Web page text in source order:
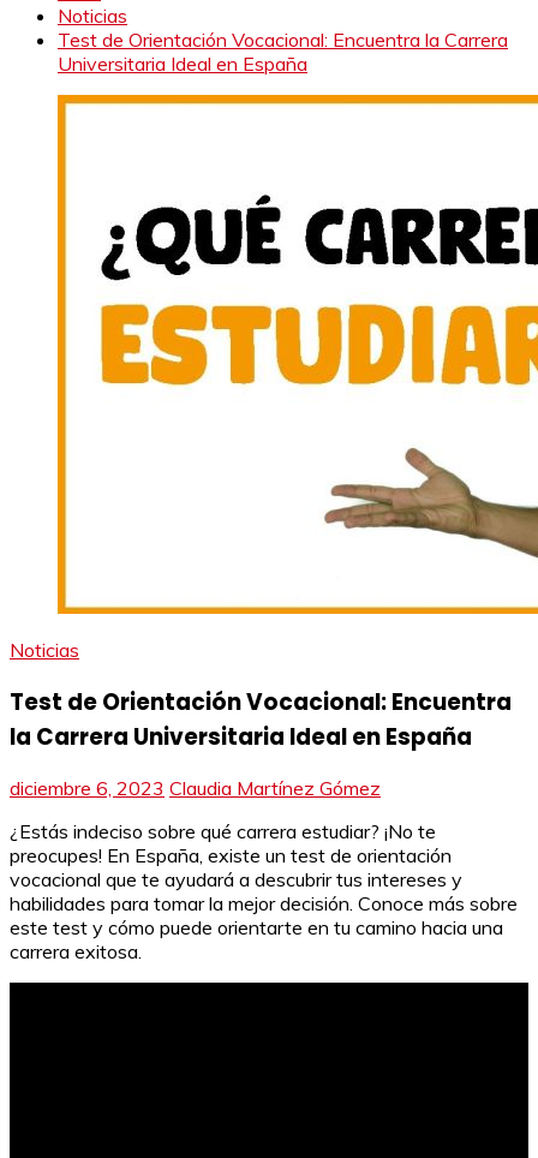
Noticias
Test de Orientación Vocacional: Encuentra la Carrera
Universitaria Ideal en España
Noticias
Test de Orientación Vocacional: Encuentra
la Carrera Universitaria Ideal en España
diciembre 6, 2023 Claudia Martínez Gómez
¿Estás indeciso sobre qué carrera estudiar? ¡No te
preocupes! En España, existe un test de orientación
vocacional que te ayudará a descubrir tus intereses y
habilidades para tomar la mejor decisión. Conoce más sobre
este test y cómo puede orientarte en tu camino hacia una
carrera exitosa.